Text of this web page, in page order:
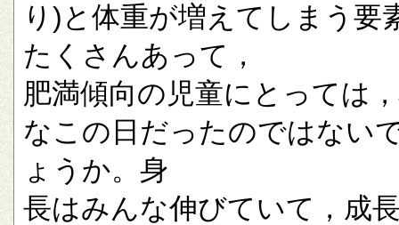
り)と体重が増えてしまう要
たくさんあって，
肥満傾向の児童にとっては
なこの日だったのではない
ょうか。身
長はみんな伸びていて，成